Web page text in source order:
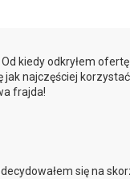
kiedy odkryłem
najczęściej
frajda!
się na